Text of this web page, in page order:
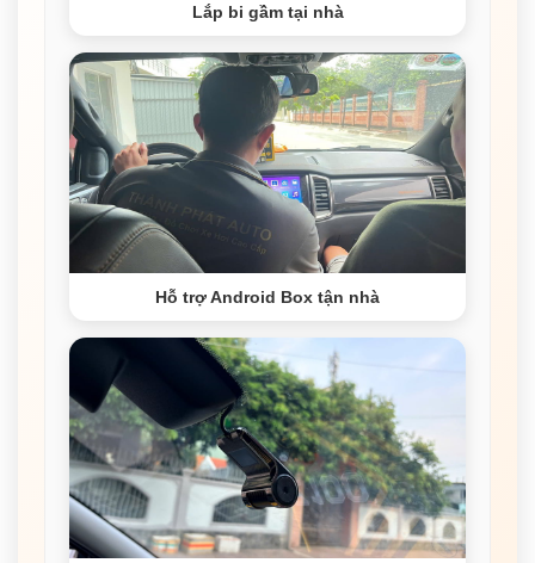
Lắp bi gầm tại nhà
Hỗ trợ Android Box tận nhà